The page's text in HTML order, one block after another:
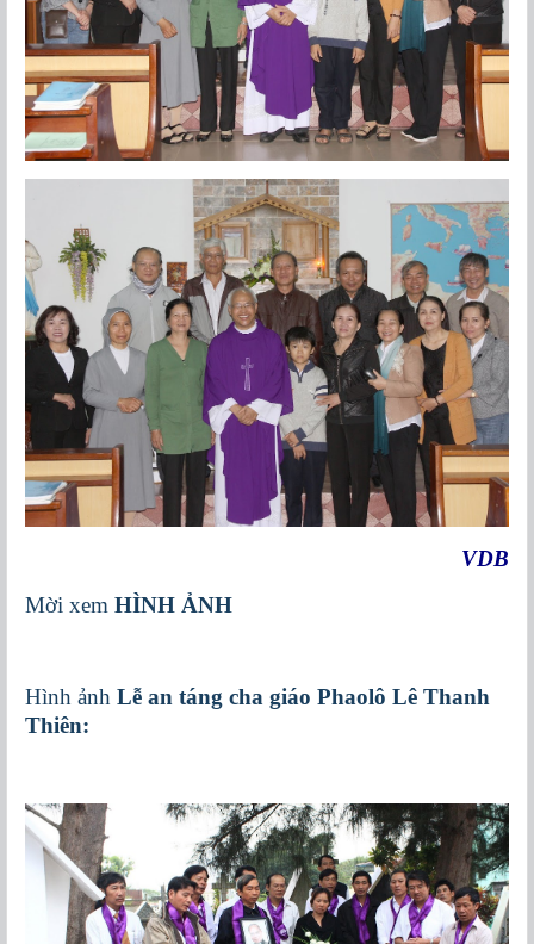
VDB
Mời xem HÌNH ẢNH
Hình ảnh Lễ an táng cha giáo Phaolô Lê Thanh
Thiên: